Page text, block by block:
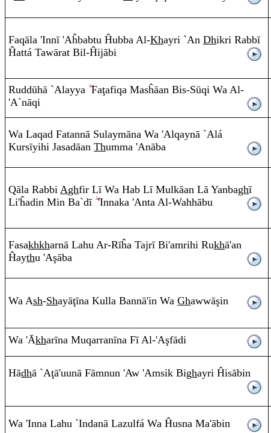
Faqāla 'Innī'Aĥbabtu Ĥubba Al-Khayri `An Dhikri Rabbī
Ĥattá Tawārat Bil-Ĥijābi
Ruddūhā `Alayya Faţafiqa Masĥāan Bis-Sūqi Wa Al-
'A`nāqi
Wa Laqad Fatannā Sulaymāna Wa 'Alqaynā `Alá
Kursīyihi Jasadāan Thumma 'Anāba
Qāla Rabbi Aghfir Lī Wa Hab Lī Mulkāan Lā Yanbaghī
Li'ĥadin Min Ba`dī 'Innaka 'Anta Al-Wahhābu
Fasakhkharnā Lahu Ar-Rīĥa Tajrī Bi'amrihi Rukhā'an
Ĥaythu 'Aşāba
Wa Ash-Shayāţīna Kulla Bannā'in Wa Ghawwāşin
Wa 'Ākharīna Muqarranīna FīAl-'Aşfādi
Hādhā `Aţā'uunā Fāmnun 'Aw 'Amsik Bighayri Ĥisābin
Wa 'Inna Lahu `Indanā Lazulfá Wa Ĥusna Ma'ābin